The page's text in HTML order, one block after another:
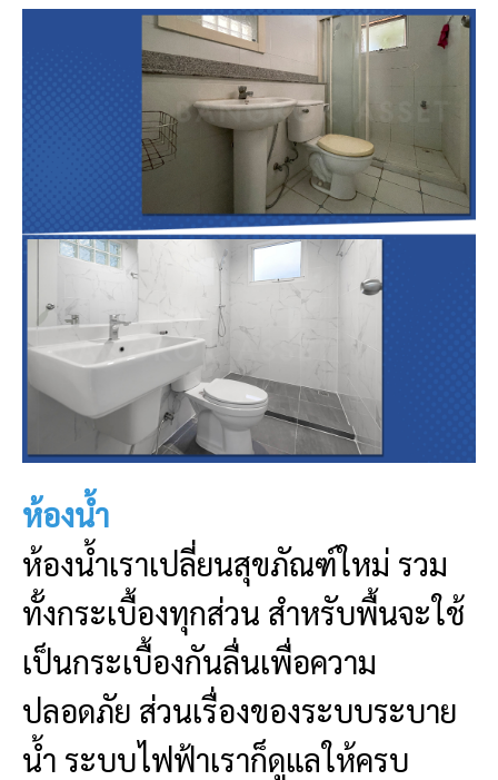
ห้องน้ำ
ห้องน้ำเราเปลี่ยนสุขภัณฑ์ใหม่ รวม
ทั้งกระเบื้องทุกส่วน สำหรับพื้นจะใช้
เป็นกระเบื้องกันลื่นเพื่อความ
ปลอดภัย ส่วนเรื่องของระบบระบาย
น้ำ ระบบไฟฟ้าเราก็ดูแลให้ครบ